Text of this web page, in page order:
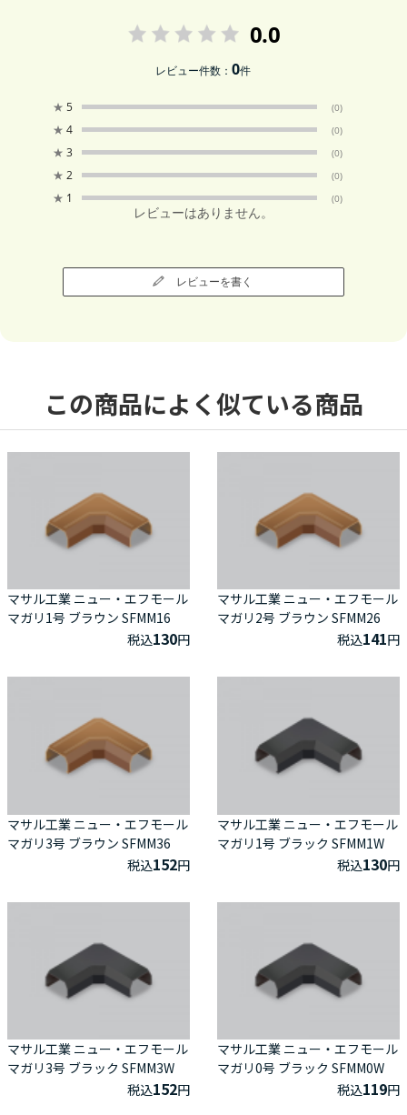
0.0
レビュー件数：0件
★ 5 (0)
★ 4 (0)
★ 3 (0)
★ 2 (0)
★ 1 (0)
レビューはありません。
レビューを書く
この商品によく似ている商品
マサル工業 ニュー・エフモール
マガリ1号 ブラウン SFMM16
税込130円
マサル工業 ニュー・エフモール
マガリ2号 ブラウン SFMM26
税込141円
マサル工業 ニュー・エフモール
マガリ3号 ブラウン SFMM36
税込152円
マサル工業 ニュー・エフモール
マガリ1号 ブラック SFMM1W
税込130円
マサル工業 ニュー・エフモール
マガリ3号 ブラック SFMM3W
税込152円
マサル工業 ニュー・エフモール
マガリ0号 ブラック SFMM0W
税込119円